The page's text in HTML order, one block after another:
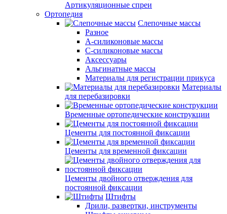
Артикуляционные спреи
Ортопедия
Слепочные массы
Разное
А-силиконовые массы
С-силиконовые массы
Аксессуары
Альгинатные массы
Материалы для регистрации прикуса
Материалы
для перебазировки
Временные ортопедические конструкции
Цементы для постоянной фиксации
Цементы для временной фиксации
Цементы двойного отверждения для
постоянной фиксации
Штифты
Дрили, развертки, инструменты